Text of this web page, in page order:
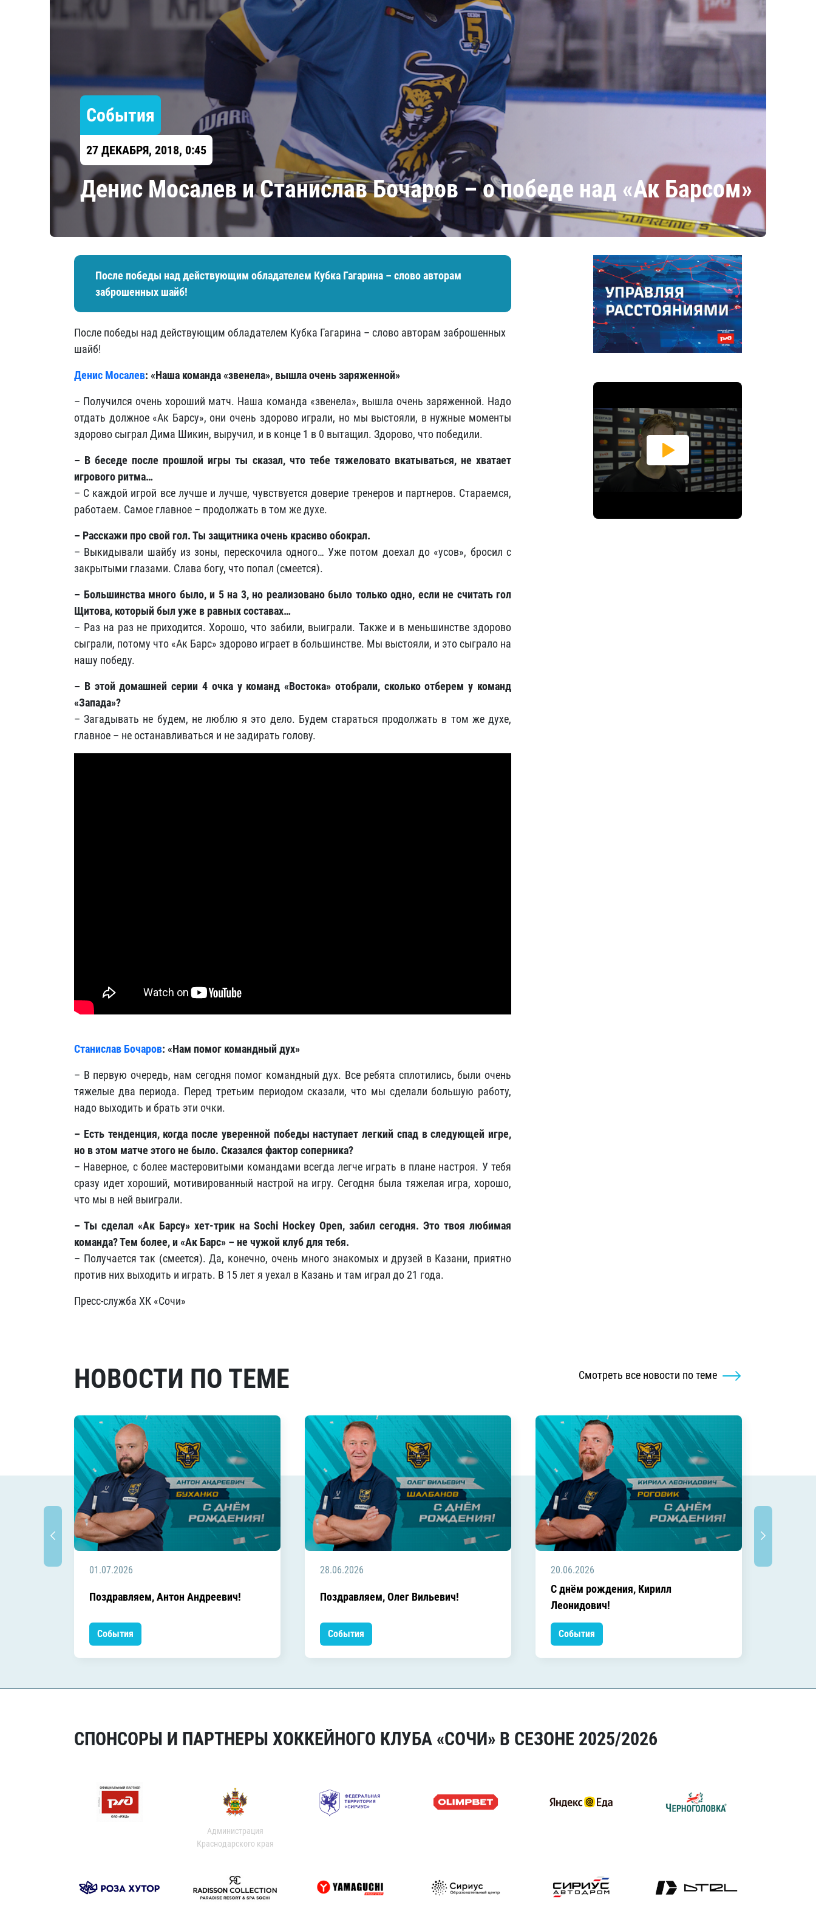
Локомотив Амур
Барыс
Салават Юлаев
Сибирь
События
27 ДЕКАБРЯ, 2018, 0:45
​Денис Мосалев и Станислав Бочаров – о победе над «Ак Барсом»
После победы над действующим обладателем Кубка Гагарина – слово авторам
заброшенных шайб!
После победы над действующим обладателем Кубка Гагарина – слово авторам заброшенных
шайб!
Денис Мосалев: «Наша команда «звенела», вышла очень заряженной»
– Получился очень хороший матч. Наша команда «звенела», вышла очень заряженной. Надо
отдать должное «Ак Барсу», они очень здорово играли, но мы выстояли, в нужные моменты
здорово сыграл Дима Шикин, выручил, и в конце 1 в 0 вытащил. Здорово, что победили.
– В беседе после прошлой игры ты сказал, что тебе тяжеловато вкатываться, не хватает
игрового ритма…
– С каждой игрой все лучше и лучше, чувствуется доверие тренеров и партнеров. Стараемся,
работаем. Самое главное – продолжать в том же духе.
– Расскажи про свой гол. Ты защитника очень красиво обокрал.
– Выкидывали шайбу из зоны, перескочила одного… Уже потом доехал до «усов», бросил с
закрытыми глазами. Слава богу, что попал (смеется).
– Большинства много было, и 5 на 3, но реализовано было только одно, если не считать гол
Щитова, который был уже в равных составах…
– Раз на раз не приходится. Хорошо, что забили, выиграли. Также и в меньшинстве здорово
сыграли, потому что «Ак Барс» здорово играет в большинстве. Мы выстояли, и это сыграло на
нашу победу.
– В этой домашней серии 4 очка у команд «Востока» отобрали, сколько отберем у команд
«Запада»?
– Загадывать не будем, не люблю я это дело. Будем стараться продолжать в том же духе,
главное – не останавливаться и не задирать голову.
Станислав Бочаров: «Нам помог командный дух»
– В первую очередь, нам сегодня помог командный дух. Все ребята сплотились, были очень
тяжелые два периода. Перед третьим периодом сказали, что мы сделали большую работу,
надо выходить и брать эти очки.
– Есть тенденция, когда после уверенной победы наступает легкий спад в следующей игре,
но в этом матче этого не было. Сказался фактор соперника?
– Наверное, с более мастеровитыми командами всегда легче играть в плане настроя. У тебя
сразу идет хороший, мотивированный настрой на игру. Сегодня была тяжелая игра, хорошо,
что мы в ней выиграли.
– Ты сделал «Ак Барсу» хет-трик на Sochi Hockey Open, забил сегодня. Это твоя любимая
команда? Тем более, и «Ак Барс» – не чужой клуб для тебя.
– Получается так (смеется). Да, конечно, очень много знакомых и друзей в Казани, приятно
против них выходить и играть. В 15 лет я уехал в Казань и там играл до 21 года.
Пресс-служба ХК «Сочи»
НОВОСТИ ПО ТЕМЕ Смотреть все новости по теме
01.07.2026
Поздравляем, Антон Андреевич!
События
28.06.2026
Поздравляем, Олег Вильевич!
События
20.06.2026
C днём рождения, Кирилл
Леонидович!
События
СПОНСОРЫ И ПАРТНЕРЫ ХОККЕЙНОГО КЛУБА «СОЧИ» В СЕЗОНЕ 2025/2026
Администрация
Краснодарского края